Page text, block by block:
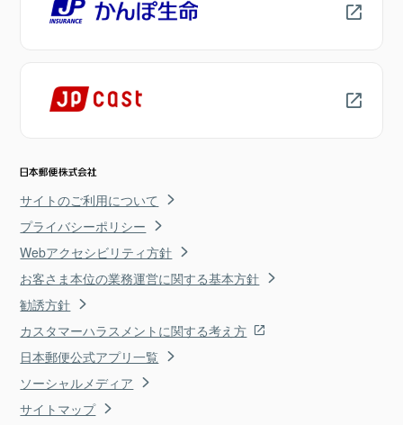
サイトのご利用について
プライバシーポリシー
Webアクセシビリティ方針
お客さま本位の業務運営に関する基本方針
勧誘方針
カスタマーハラスメントに関する考え方
日本郵便公式アプリ一覧
ソーシャルメディア
サイトマップ